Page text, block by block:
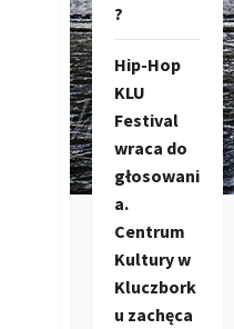
?
Hip-Hop
KLU
Festival
wraca do
głosowani
a.
Centrum
Kultury w
Kluczbork
u zachęca